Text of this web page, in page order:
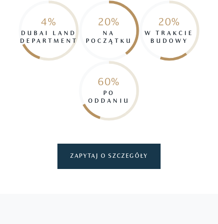
4%
DUBAI LAND
DEPARTMENT
20%
NA
POCZĄTKU
20%
W TRAKCIE
BUDOWY
60%
PO
ODDANIU
ZAPYTAJ O SZCZEGÓŁY